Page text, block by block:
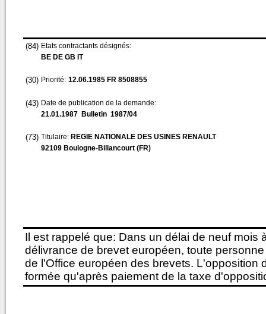
(84) Etats contractants désignés:
BE DE GB IT
(30) Priorité: 12.06.1985 FR 8508855
(43) Date de publication de la demande:
21.01.1987 Bulletin 1987/04
(73) Titulaire: REGIE NATIONALE DES USINES RENAULT
92109 Boulogne-Billancourt (FR)
Il est rappelé que: Dans un délai de neuf
délivrance de brevet européen, toute
de l'Office européen des brevets. L'opposition
formée qu'après paiement de la taxe